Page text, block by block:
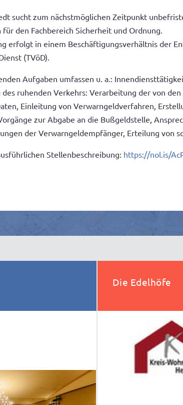
sucht zum nächstmöglichen Zeitpunkt
den Fachbereich Sicherheit und Ordnung.
erfolgt in einem Beschäftigungsverhältnis der
(TVöD).
Aufgaben umfassen u. a.:
des ruhenden Verkehrs: Verarbeitung der von
Einleitung von Verwarngeldverfahren,
zur Abgabe an die Bußgeldstelle,
der Verwarngeldempfänger, Erteilung von
Stellenbeschreibung: https://nol.is/
Die Edelhöfe